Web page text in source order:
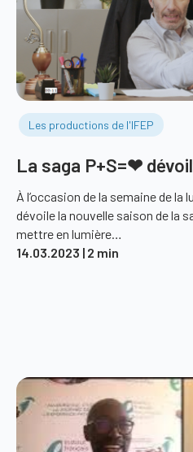
Les productions de l'IFEP
La saga P+S=❤
À l’occasion de la semaine de la
dévoile la nouvelle saison de la
mettre en lumière…
14.03.2023 | 2 min